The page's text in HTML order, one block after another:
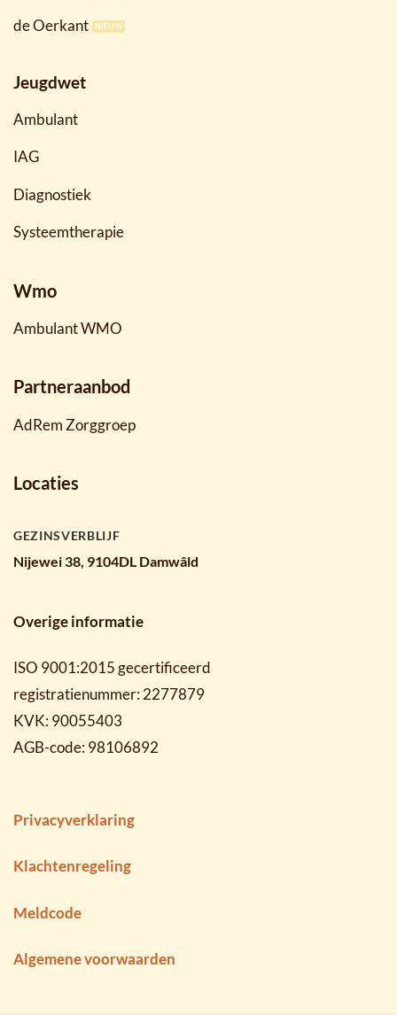
de Oerkant
Jeugdwet
Ambulant
IAG
Diagnostiek
Systeemtherapie
Wmo
Ambulant WMO
Partneraanbod
AdRem Zorggroep
Locaties
GEZINSVERBLIJF
Nijewei 38, 9104DL Damwâld
Overige informatie
ISO 9001:2015 gecertificeerd
registratienummer: 2277879
KVK: 90055403
AGB-code: 98106892
Privacyverklaring
Klachtenregeling
Meldcode
Algemene voorwaarden